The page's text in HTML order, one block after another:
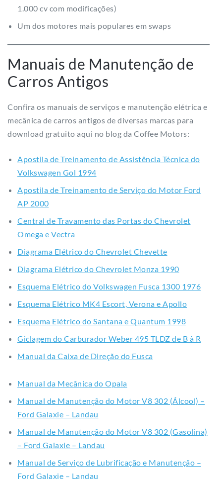
1.000 cv com modificações)
Um dos motores mais populares em swaps
Manuais de Manutenção de
Carros Antigos
Confira os manuais de serviços e manutenção elétrica e
mecânica de carros antigos de diversas marcas para
download gratuito aqui no blog da Coffee Motors:
Apostila de Treinamento de Assistência Técnica do
Volkswagen Gol 1994
Apostila de Treinamento de Serviço do Motor Ford
AP 2000
Central de Travamento das Portas do Chevrolet
Omega e Vectra
Diagrama Elétrico do Chevrolet Chevette
Diagrama Elétrico do Chevrolet Monza 1990
Esquema Elétrico do Volkswagen Fusca 1300 1976
Esquema Elétrico MK4 Escort, Verona e Apollo
Esquema Elétrico do Santana e Quantum 1998
Giclagem do Carburador Weber 495 TLDZ de B à R
Manual da Caixa de Direção do Fusca
Manual da Mecânica do Opala
Manual de Manutenção do Motor V8 302 (Álcool) –
Ford Galaxie – Landau
Manual de Manutenção do Motor V8 302 (Gasolina)
– Ford Galaxie – Landau
Manual de Serviço de Lubrificação e Manutenção –
Ford Galaxie – Landau